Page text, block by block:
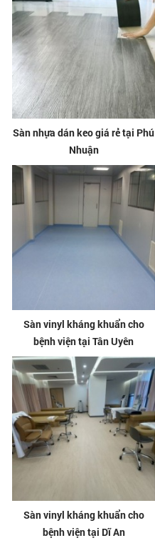
Sàn nhựa dán keo giá rẻ tại Phú
Nhuận
Sàn vinyl kháng khuẩn cho
bệnh viện tại Tân Uyên
Sàn vinyl kháng khuẩn cho
bệnh viện tại Dĩ An